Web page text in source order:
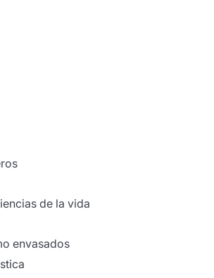
de la vida
envasados